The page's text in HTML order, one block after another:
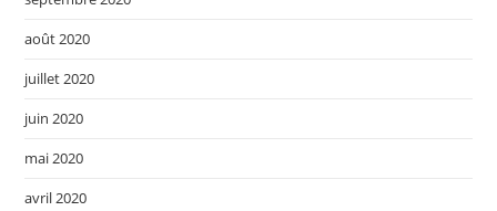
août 2020
juillet 2020
juin 2020
mai 2020
avril 2020